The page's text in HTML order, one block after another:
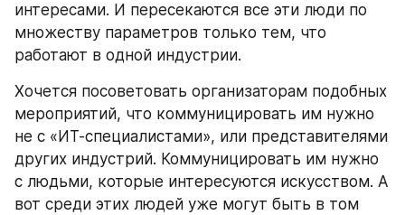
интересами. И пересекаются все эти люди по
множеству параметров только тем, что
работают в одной индустрии.
Хочется посоветовать организаторам подобных
мероприятий, что коммуницировать им нужно
не с «ИТ-специалистами», или представителями
других индустрий. Коммуницировать им нужно
с людьми, которые интересуются искусством. А
вот среди этих людей уже могут быть в том